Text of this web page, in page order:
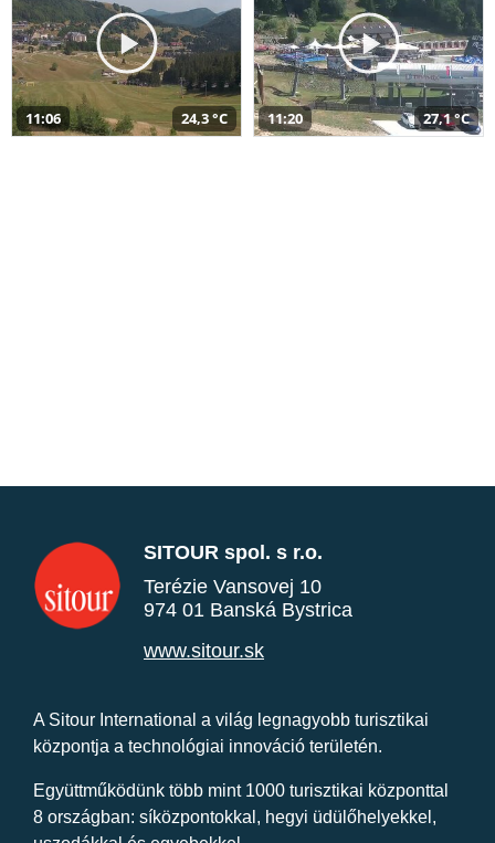
11:06 24,3 °C 11:20 27,1 °C
SITOUR spol. s r.o.
Terézie Vansovej 10
974 01 Banská Bystrica
www.sitour.sk
A Sitour International a világ legnagyobb turisztikai
központja a technológiai innováció területén.
Együttműködünk több mint 1000 turisztikai központtal
8 országban: síközpontokkal, hegyi üdülőhelyekkel,